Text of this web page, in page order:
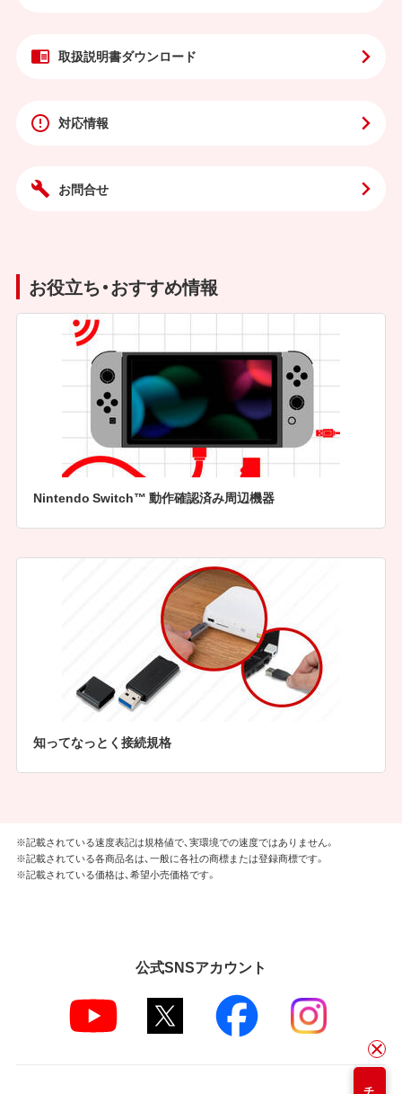
取扱説明書ダウンロード
対応情報
お問合せ
お役立ち・おすすめ情報
Nintendo Switch™ 動作確認済み周辺機器
知ってなっとく接続規格
※記載されている速度表記は規格値で、実環境での速度ではありません。
※記載されている各商品名は、一般に各社の商標または登録商標です。
※記載されている価格は、希望小売価格です。
公式SNSアカウント